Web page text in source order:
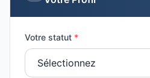
Votre statut *